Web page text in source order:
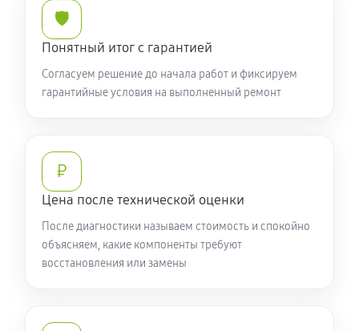
🛡️
Понятный итог с гарантией
Согласуем решение до начала работ и фиксируем
гарантийные условия на выполненный ремонт
₽
Цена после технической оценки
После диагностики называем стоимость и спокойно
объясняем, какие компоненты требуют
восстановления или замены